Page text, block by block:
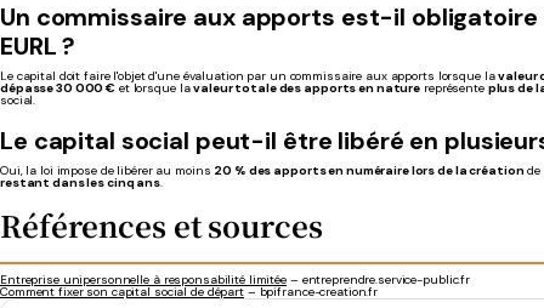
Un commissaire aux apports est-il obligatoire
EURL ?
Le capital doit faire l'objet d'une évaluation par un commissaire aux apports lorsque lavaleur
dépasse 30 000 € et lorsque lavaleur totale des apports en nature représente plus de
social.
Le capital social peut-il être libéré en
Oui, la loi impose de libérer au moins 20 % des apports en numéraire lors de la créationde
restant dans les cinq ans.
Références et sources
Entreprise unipersonnelle à responsabilité limitée – entreprendre.service-public.fr
Comment fixer son capital social de départ– bpifrance-creation.fr